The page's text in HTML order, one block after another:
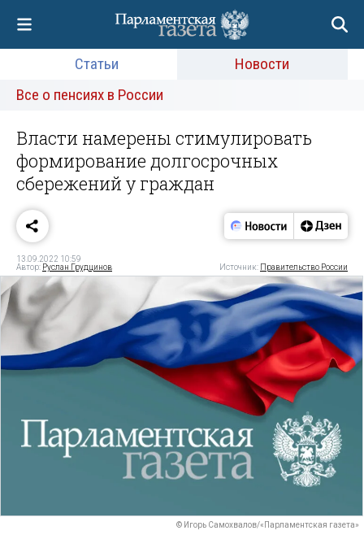
Статьи
Новости
Все о пенсиях в России
Власти намерены стимулировать
формирование долгосрочных
сбережений у граждан
13.09.2022 10:59
Автор: Руслан Грудцинов Источник: Правительство России
© Игорь Самохвалов/«Парламентская газета»